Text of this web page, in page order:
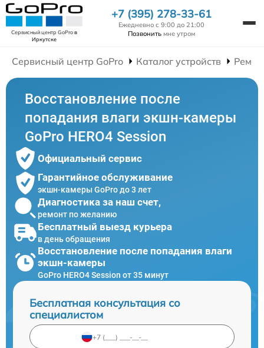
Сервисный центр GoProв
Иркутске
+7 (395) 278-33-61
Ежедневно с 9:00 до 21:00
Позвонить мне утром
Сервисный центр GoPro Каталог устройств
Восстановление после
попадания влаги экшн-камеры
GoPro HERO4 Session
Официальный сервис
Гарантийное обслуживание
экшн-камеры GoPro до 3 лет
Диагностика за наш счет,
ремонт по желанию
Бесплатный выезд курьера
в день обращения
Восстановление после попадания влаги
экшн-камеры
GoPro HERO4 Session от 35 минут
Бесплатная консультация со
специалистом